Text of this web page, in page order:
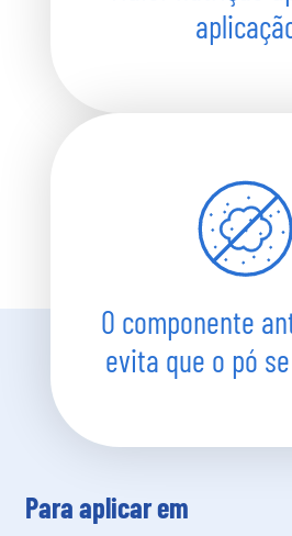
O componente
evita que o pó
Para aplicar em